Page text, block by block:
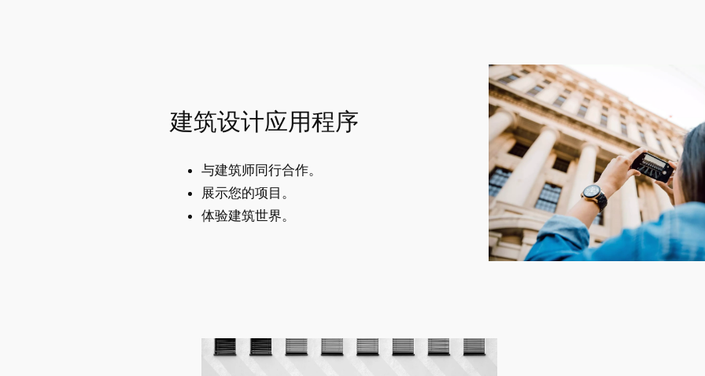
建筑设计应用程序
与建筑师同行合作。
展示您的项目。
体验建筑世界。